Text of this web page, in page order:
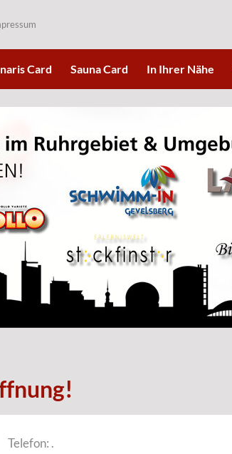
Card Sauna Card In Ihrer Nähe
Telefon: .